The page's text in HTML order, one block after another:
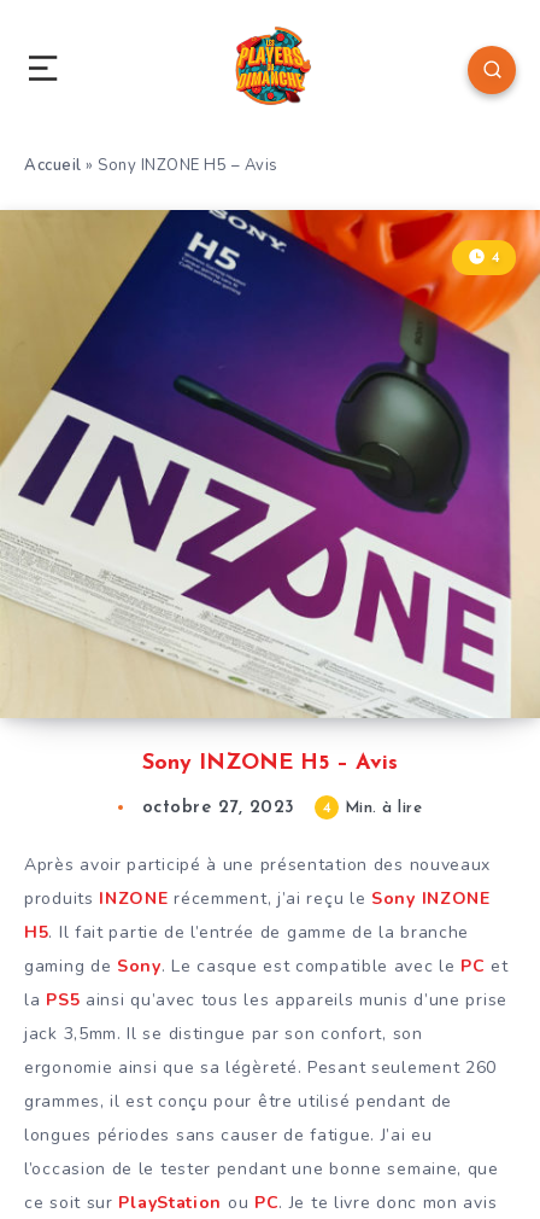
Accueil » Sony INZONE H5 – Avis
Sony INZONE H5 – Avis
4
octobre 27, 2023 4 Min. à lire
Après avoir participé à une présentation des nouveaux
produits INZONErécemment, j’ai reçu le Sony INZONE
H5. Il fait partie de l’entrée de gamme de la branche
gaming de Sony. Le casque est compatible avec le PC et
la PS5 ainsi qu’avec tous les appareils munis d’une prise
jack 3,5mm. Il se distingue par son confort, son
ergonomie ainsi que sa légèreté. Pesant seulement 260
grammes, il est conçu pour être utilisé pendant de
longues périodes sans causer de fatigue. J’ai eu
l’occasion de le tester pendant une bonne semaine, que
ce soit sur PlayStation ou PC. Je te livre donc mon avis